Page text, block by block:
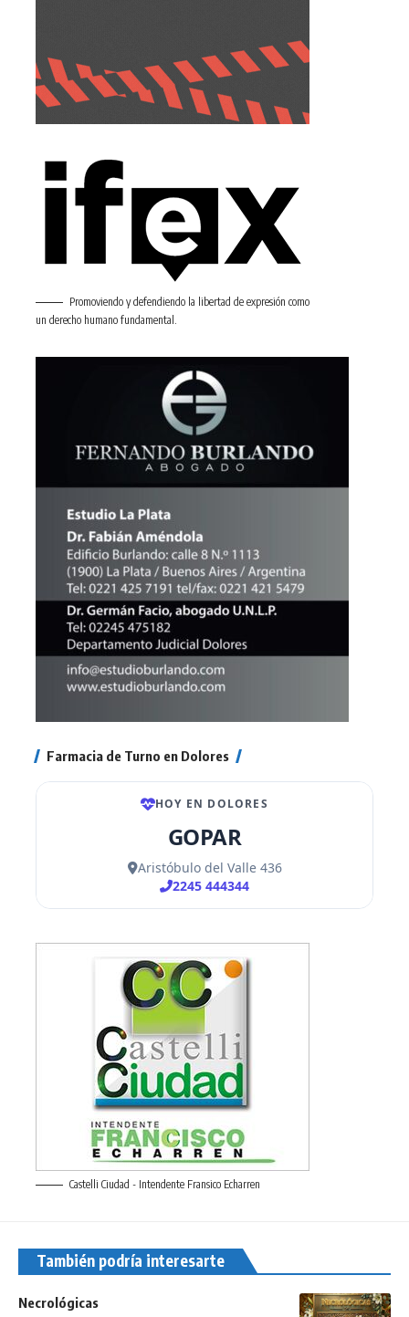
Promoviendo y defendiendo la libertad de expresión como
un derecho humano fundamental.
Farmacia de Turno en Dolores
Castelli Ciudad - Intendente Fransico Echarren
También podría interesarte
Necrológicas